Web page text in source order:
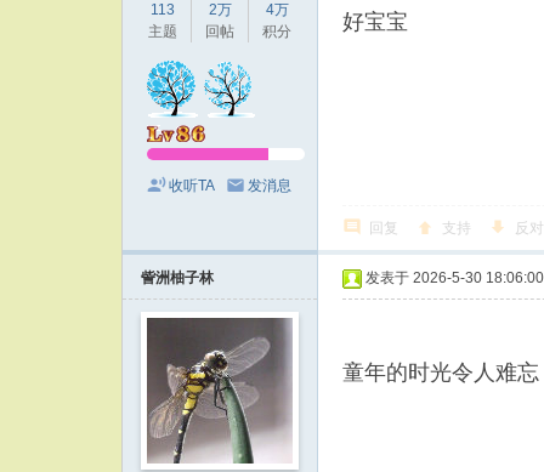
113
主题
2万
回帖
4万
积分
收听TA 发消息
好宝宝
回复 支持 反对
訾洲柚子林 发表于 2026-5-30 18:06:00
童年的时光令人难忘